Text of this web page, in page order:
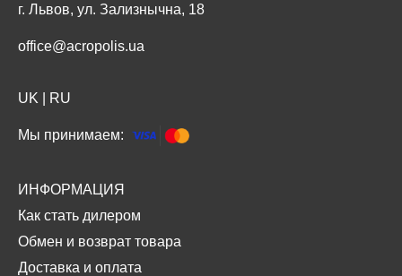
г. Львов, ул. Зализнычна, 18
office@acropolis.ua
UK RU
Мы принимаем:
ИНФОРМАЦИЯ
Как стать дилером
Обмен и возврат товара
Доставка и оплата